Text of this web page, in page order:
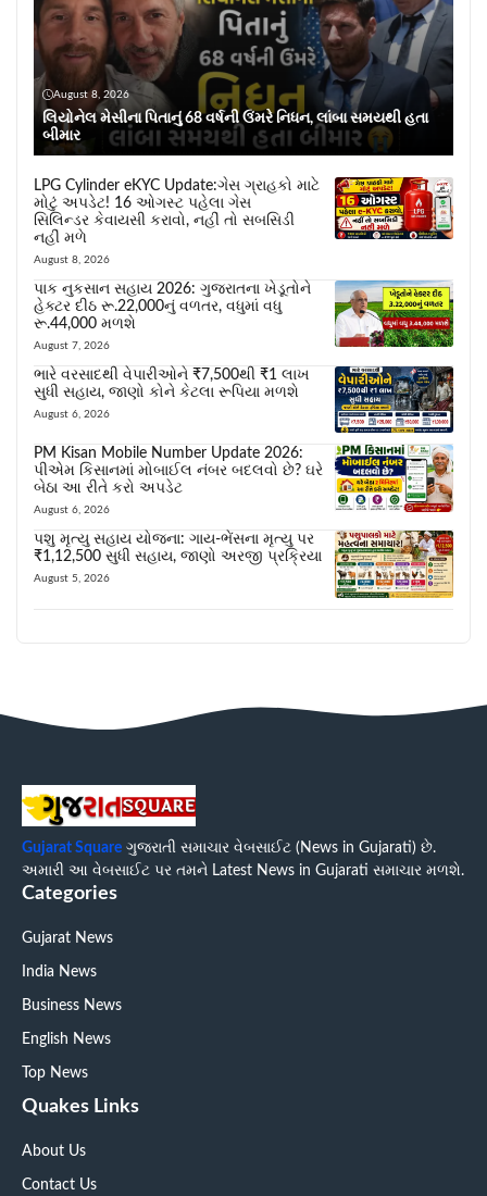
August 8, 2026
લિયોનેલ મેસીના પિતાનું 68 વર્ષની ઉંમરે નિધન, લાંબા સમયથી હતા
બીમાર
LPG Cylinder eKYC Update:ગેસ ગ્રાહકો માટે
મોટું અપડેટ! 16 ઓગસ્ટ પહેલા ગેસ
સિલિન્ડર કેવાયસી કરાવો, નહીં તો સબસિડી
નહીં મળે
August 8, 2026
પાક નુકસાન સહાય 2026: ગુજરાતના ખેડૂતોને
હેક્ટર દીઠ રૂ.22,000નું વળતર, વધુમાં વધુ
રૂ.44,000 મળશે
August 7, 2026
ભારે વરસાદથી વેપારીઓને ₹7,500થી ₹1 લાખ
સુધી સહાય, જાણો કોને કેટલા રૂપિયા મળશે
August 6, 2026
PM Kisan Mobile Number Update 2026:
પીએમ કિસાનમાં મોબાઈલ નંબર બદલવો છે? ઘરે
બેઠા આ રીતે કરો અપડેટ
August 6, 2026
પશુ મૃત્યુ સહાય યોજના: ગાય-ભેંસના મૃત્યુ પર
₹1,12,500 સુધી સહાય, જાણો અરજી પ્રક્રિયા
August 5, 2026
Gujarat Square ગુજરાતી સમાચાર વેબસાઈટ (News in Gujarati) છે.
અમારી આ વેબસાઈટ પર તમને Latest News in Gujarati સમાચાર મળશે.
Categories
Gujarat News
India News
Business News
English News
Top News
Quakes Links
About Us
Contact Us